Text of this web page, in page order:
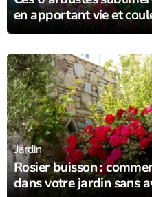
en apportant vie et
Rosier buisson :
dans votre jardin sans
Jardin